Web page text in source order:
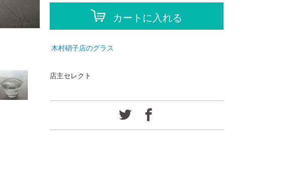
カートに入れる
木村硝子店のグラス
店主セレクト